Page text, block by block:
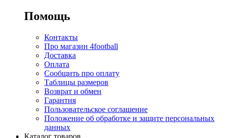
Помощь
Контакты
Про магазин 4football
Доставка
Оплата
Сообщить про оплату
Таблицы размеров
Возврат и обмен
Гарантия
Пользовательское соглашение
Положение об обработке и защите персональных
данных
Каталог товаров